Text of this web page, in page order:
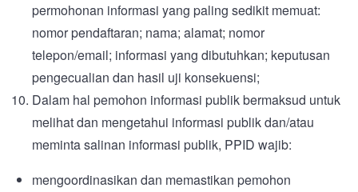
permohonan informasi yang paling sedikit memuat:
nomor pendaftaran; nama; alamat; nomor
telepon/email; informasi yang dibutuhkan; keputusan
pengecualian dan hasil uji konsekuensi;
Dalam hal pemohon informasi publik bermaksud untuk
melihat dan mengetahui informasi publik dan/atau
meminta salinan informasi publik, PPID wajib:
mengoordinasikan dan memastikan pemohon